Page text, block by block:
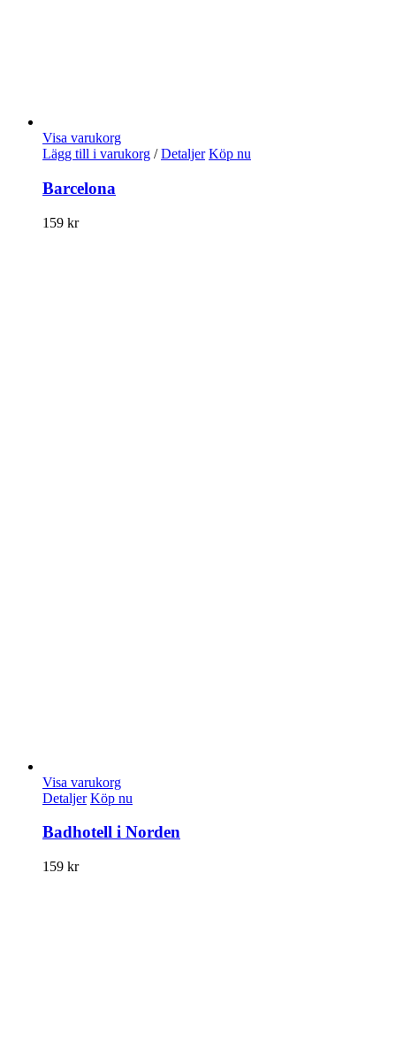
Visa varukorg
Lägg till i varukorg / Detaljer Köp nu
Barcelona
159 kr
Visa varukorg
Detaljer Köp nu
Badhotell i Norden
159 kr